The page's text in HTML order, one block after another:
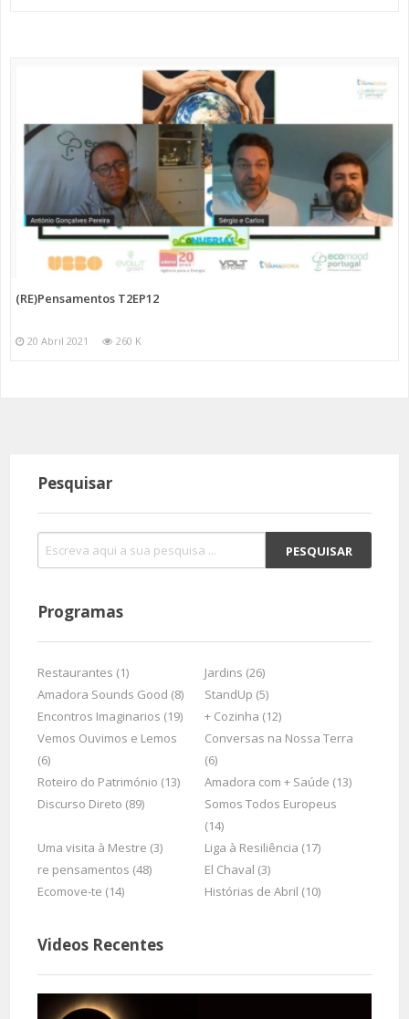
(RE)Pensamentos T2EP12
20 Abril 2021 260 K
Pesquisar
Programas
Restaurantes (1)
Jardins (26)
Amadora Sounds Good (8)
StandUp (5)
Encontros Imaginarios (19)
+ Cozinha (12)
Vemos Ouvimos e Lemos
(6)
Conversas na Nossa Terra
(6)
Roteiro do Património (13)
Amadora com + Saúde (13)
Discurso Direto (89)
Somos Todos Europeus
(14)
Uma visita à Mestre (3)
Liga à Resiliência (17)
re pensamentos (48)
El Chaval (3)
Ecomove-te (14)
Histórias de Abril (10)
Videos Recentes